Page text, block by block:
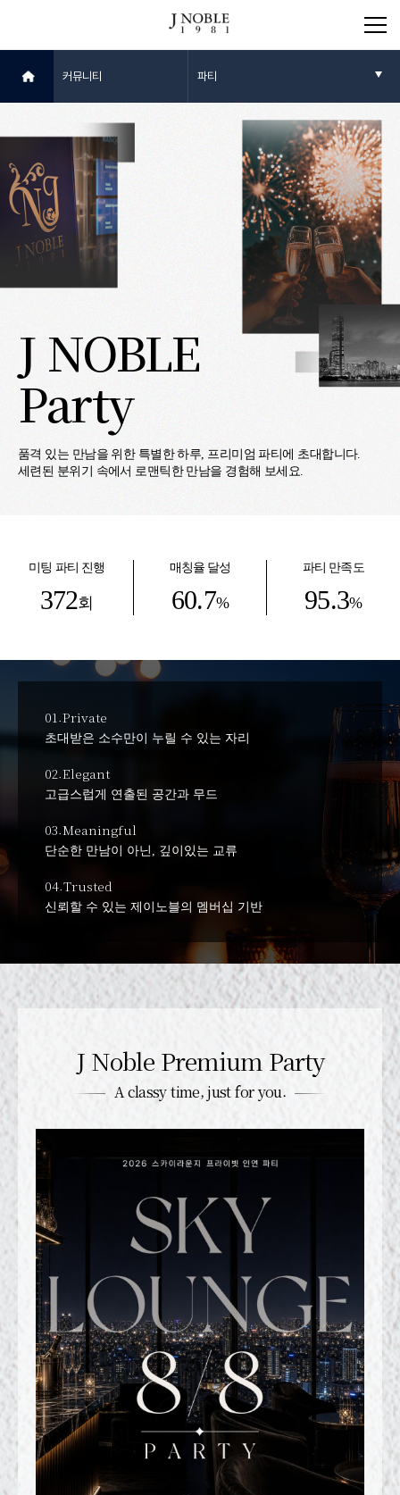
커뮤니티 파티
J NOBLE
Party
품격 있는 만남을 위한 특별한 하루, 프리미엄 파티에 초대합니다.
세련된 분위기 속에서 로맨틱한 만남을 경험해 보세요.
미팅 파티 진행
372회
매칭율 달성
60.7%
파티 만족도
95.3%
01.Private
초대받은 소수만이 누릴 수 있는 자리
02.Elegant
고급스럽게 연출된 공간과 무드
03.Meaningful
단순한 만남이 아닌, 깊이있는 교류
04.Trusted
신뢰할 수 있는 제이노블의 멤버십 기반
J Noble Premium Party
A classy time, just for you.